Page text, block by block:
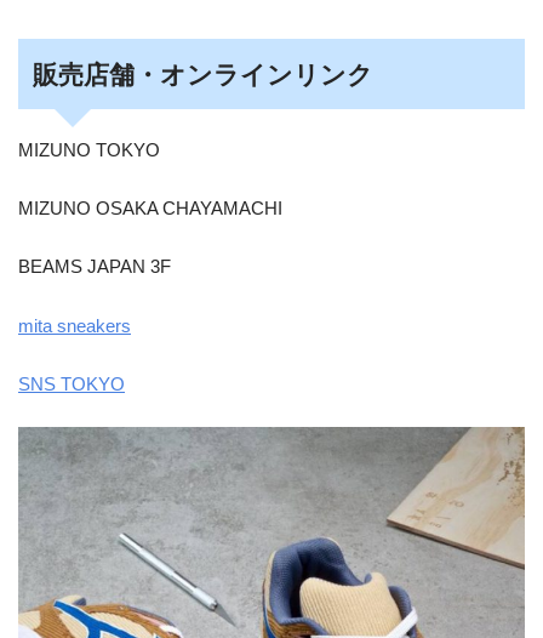
販売店舗・オンラインリンク
MIZUNO TOKYO
MIZUNO OSAKA CHAYAMACHI
BEAMS JAPAN 3F
mita sneakers
SNS TOKYO